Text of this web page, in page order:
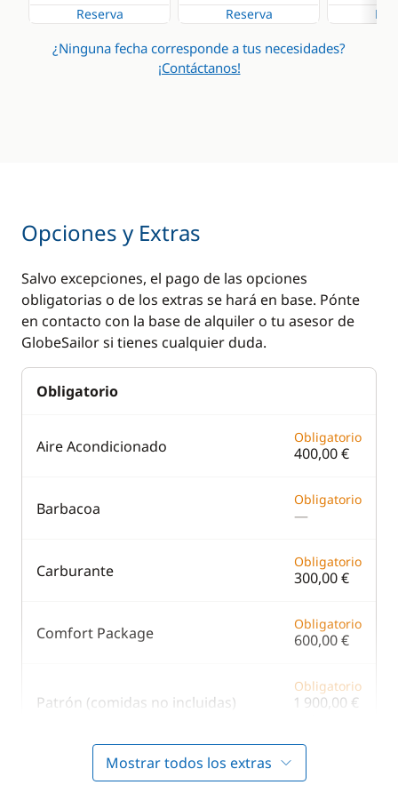
Reserva Reserva
¿Ninguna fecha corresponde a tus necesidades?
¡Contáctanos!
Opciones y Extras
Salvo excepciones, el pago de las opciones
obligatorias o de los extras se hará en base. Pónte
en contacto con la base de alquiler o tu asesor de
GlobeSailor si tienes cualquier duda.
Obligatorio
Aire Acondicionado Obligatorio
400,00 €
Barbacoa Obligatorio
—
Carburante Obligatorio
300,00 €
Comfort Package Obligatorio
600,00 €
Patrón (comidas no incluidas)
Obligatorio
1 900,00 €
En opción
Mostrar todos los extras